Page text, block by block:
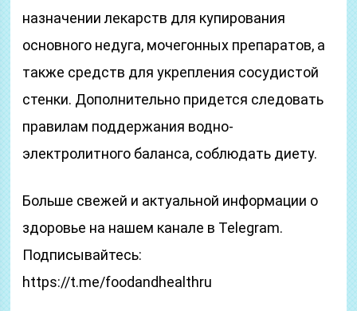
назначении лекарств для купирования
основного недуга, мочегонных препаратов, а
также средств для укрепления сосудистой
стенки. Дополнительно придется следовать
правилам поддержания водно-
электролитного баланса, соблюдать диету.
Больше свежей и актуальной информации о
здоровье на нашем канале в Telegram.
Подписывайтесь:
https://t.me/foodandhealthru